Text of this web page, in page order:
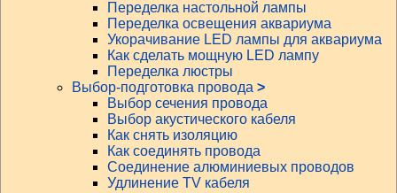
Переделка настольной лампы
Переделка освещения аквариума
Укорачивание LED лампы для аквариума
Как сделать мощную LED лампу
Переделка люстры
Выбор-подготовка провода >
Выбор сечения провода
Выбор акустического кабеля
Как снять изоляцию
Как соединять провода
Соединение алюминиевых проводов
Удлинение TV кабеля